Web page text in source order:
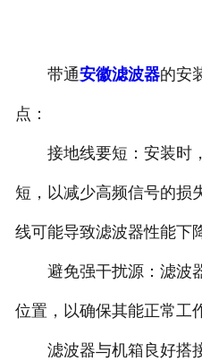
带通安徽滤波器的安
点：
接地线要短：安装时
短，以减少高频信号的损
线可能导致滤波器性能下
避免强干扰源：滤波
位置，以确保其能正常工
滤波器与机箱良好搭接